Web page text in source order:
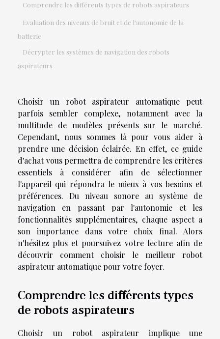
Comprendre les différents types de robots aspirateurs
Evaluation des niveaux de bruit et de l'autonomie de la
batterie
Décrypter les systèmes de navigation des robots
aspirateurs
Choisir un robot aspirateur automatique peut
parfois sembler complexe, notamment avec la
multitude de modèles présents sur le marché.
Cependant, nous sommes là pour vous aider à
prendre une décision éclairée. En effet, ce guide
d'achat vous permettra de comprendre les critères
essentiels à considérer afin de sélectionner
l'appareil qui répondra le mieux à vos besoins et
préférences. Du niveau sonore au système de
navigation en passant par l'autonomie et les
fonctionnalités supplémentaires, chaque aspect a
son importance dans votre choix final. Alors
n'hésitez plus et poursuivez votre lecture afin de
découvrir comment choisir le meilleur robot
aspirateur automatique pour votre foyer.
Comprendre les différents types
de robots aspirateurs
Choisir un robot aspirateur implique une